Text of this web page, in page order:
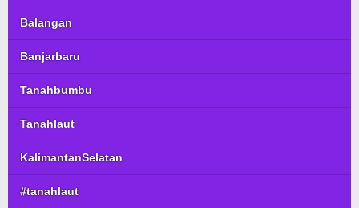
Balangan
Banjarbaru
Tanahbumbu
Tanahlaut
KalimantanSelatan
#tanahlaut